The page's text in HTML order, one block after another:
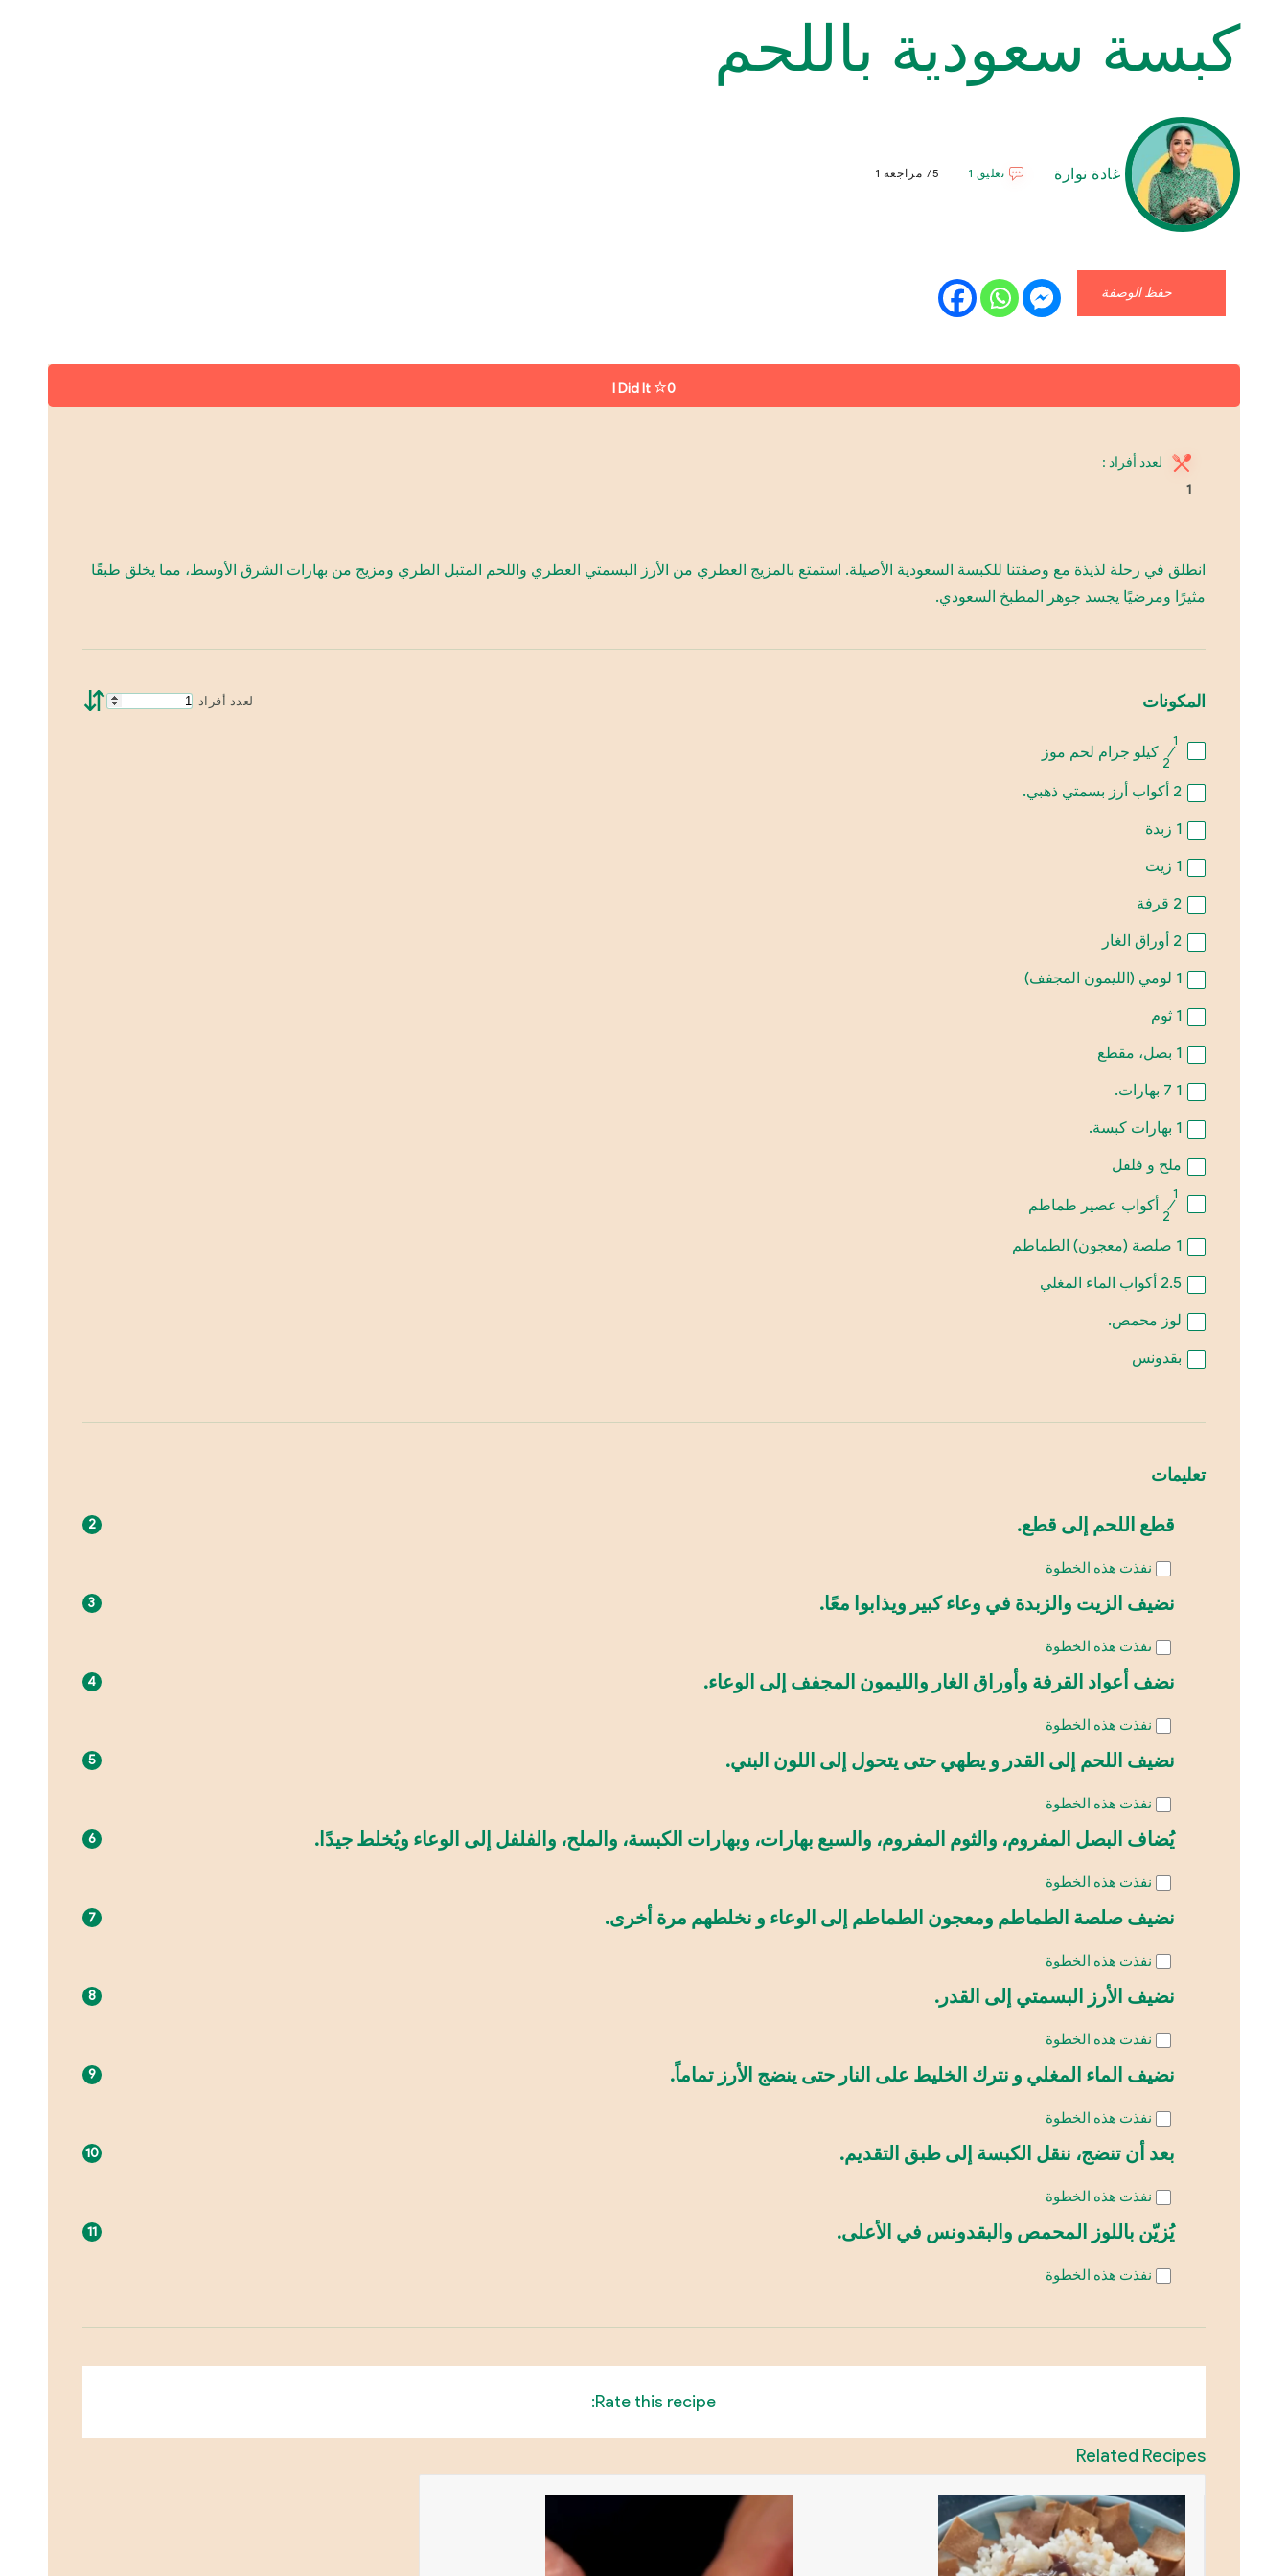
كبسة سعودية باللحم
غادة نوارة تعليق 1 5/ مراجعة 1
حفظ الوصفة
I Did It 0
لعدد أفراد :
1
انطلق في رحلة لذيذة مع وصفتنا للكبسة السعودية الأصيلة. استمتع بالمزيج العطري من الأرز البسمتي العطري واللحم المتبل الطري ومزيج من بهارات الشرق الأوسط، مما يخلق طبقًا
مثيرًا ومرضيًا يجسد جوهر المطبخ السعودي.
المكونات لعدد أفراد ⇵
1
⁄
2
كيلو جرام لحم موز
2 أكواب أرز بسمتي ذهبي.
1 زبدة
1 زيت
2 قرفة
2 أوراق الغار
1 لومي (الليمون المجفف)
1 ثوم
1 بصل، مقطع
1
1 بهارات كبسة.
ملح و فلفل
1
⁄
2
أكواب عصير طماطم
1 صلصة (معجون) الطماطم
2.5 أكواب الماء المغلي
لوز محمص.
بقدونس
تعليمات
قطع اللحم إلى قطع.
نفذت هذه الخطوة
نضيف الزيت والزبدة في وعاء كبير ويذابوا معًا.
نفذت هذه الخطوة
نضف أعواد القرفة وأوراق الغار والليمون المجفف إلى الوعاء.
نفذت هذه الخطوة
نضيف اللحم إلى القدر و يطهي حتى يتحول إلى اللون البني.
نفذت هذه الخطوة
يُضاف البصل المفروم، والثوم المفروم، والسبع بهارات، وبهارات الكبسة، والملح، والفلفل إلى الوعاء ويُخلط جيدًا.
نفذت هذه الخطوة
نضيف صلصة الطماطم ومعجون الطماطم إلى الوعاء و نخلطهم مرة أخرى.
نفذت هذه الخطوة
نضيف الأرز البسمتي إلى القدر.
نفذت هذه الخطوة
نضيف الماء المغلي و نترك الخليط على النار حتى ينضج الأرز تماماً.
نفذت هذه الخطوة
بعد أن تنضج، ننقل الكبسة إلى طبق التقديم.
نفذت هذه الخطوة
يُزيّن باللوز المحمص والبقدونس في الأعلى.
نفذت هذه الخطوة
Rate this recipe:
Related Recipes